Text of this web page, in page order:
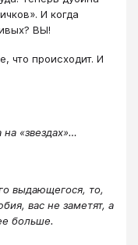
И когда
ВЫ!
что происходит. И
«звездах»…
выдающегося, то,
вас не заметят, а
больше.